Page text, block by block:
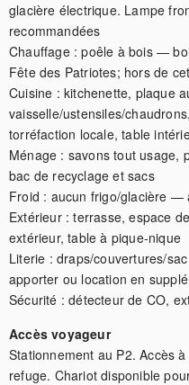
glacière électrique. Lampe
recommandées
Chauffage : poêle à bois —
Fête des Patriotes; hors de
Cuisine : kitchenette, plaque
vaisselle/ustensiles/
torréfaction locale, table
Ménage : savons tout usage,
bac de recyclage et sacs
Froid : aucun frigo/glacière —
Extérieur : terrasse, espace
extérieur, table à pique-nique
Literie : draps/couvertures/
apporter ou location en
Sécurité : détecteur de CO,
Accès voyageur
Stationnement au P2. Accès
refuge. Chariot disponible